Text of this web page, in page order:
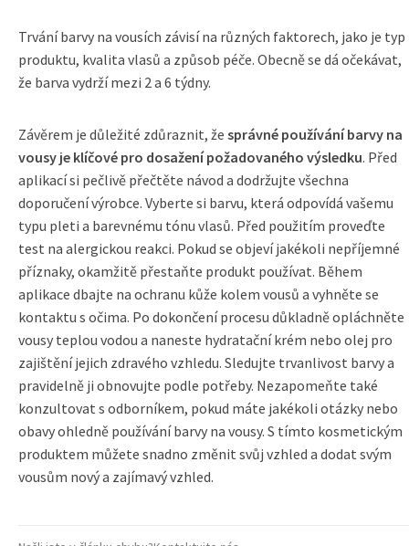
Trvání barvy na vousích závisí na různých faktorech, jako je typ
produktu, kvalita vlasů a způsob péče. Obecně se dá očekávat,
že barva vydrží mezi 2 a 6 týdny.
Závěrem je důležité zdůraznit, že správné používání barvy na
vousy je klíčové pro dosažení požadovaného výsledku. Před
aplikací si pečlivě přečtěte návod a dodržujte všechna
doporučení výrobce. Vyberte si barvu, která odpovídá vašemu
typu pleti a barevnému tónu vlasů. Před použitím proveďte
test na alergickou reakci. Pokud se objeví jakékoli nepříjemné
příznaky, okamžitě přestaňte produkt používat. Během
aplikace dbajte na ochranu kůže kolem vousů a vyhněte se
kontaktu s očima. Po dokončení procesu důkladně opláchněte
vousy teplou vodou a naneste hydratační krém nebo olej pro
zajištění jejich zdravého vzhledu. Sledujte trvanlivost barvy a
pravidelně ji obnovujte podle potřeby. Nezapomeňte také
konzultovat s odborníkem, pokud máte jakékoli otázky nebo
obavy ohledně používání barvy na vousy. S tímto kosmetickým
produktem můžete snadno změnit svůj vzhled a dodat svým
vousům nový a zajímavý vzhled.